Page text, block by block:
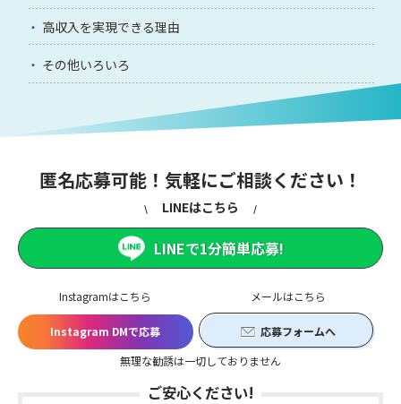
高収入を実現できる理由
その他いろいろ
匿名応募可能！気軽にご相談ください！
Instagramはこちら
Instagram DMで応募
メールはこちら
応募フォームへ
無理な勧誘は一切しておりません
LINEはこちら
LINEで1分簡単応募!
ご安心ください!